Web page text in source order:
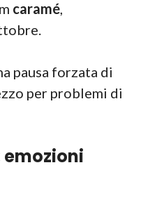
caramé,
pausa forzata di
per problemi di